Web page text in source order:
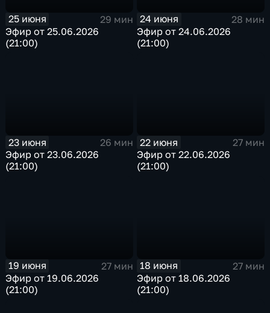
25 июня
29 мин
Эфир от 25.06.2026
(21:00)
24 июня
28 мин
Эфир от 24.06.2026
(21:00)
23 июня
26 мин
Эфир от 23.06.2026
(21:00)
22 июня
27 мин
Эфир от 22.06.2026
(21:00)
19 июня
27 мин
Эфир от 19.06.2026
(21:00)
18 июня
27 мин
Эфир от 18.06.2026
(21:00)